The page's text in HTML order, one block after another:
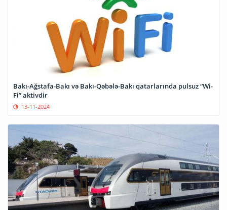
Bakı-Ağstafa-Bakı və Bakı-Qəbələ-Bakı qatarlarında pulsuz “Wi-
Fi” aktivdir
13-11-2024